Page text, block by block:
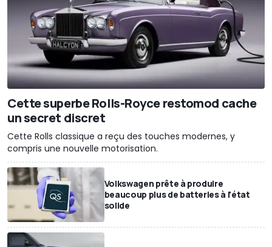
Cette superbe Rolls-Royce restomod cache
un secret discret
Cette Rolls classique a reçu des touches modernes, y
compris une nouvelle motorisation.
Volkswagen prête à produire
beaucoup plus de batteries à l'état
solide